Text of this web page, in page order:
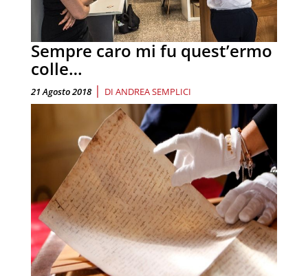
Sempre caro mi fu quest’ermo
colle…
21 Agosto 2018 | DI ANDREA SEMPLICI